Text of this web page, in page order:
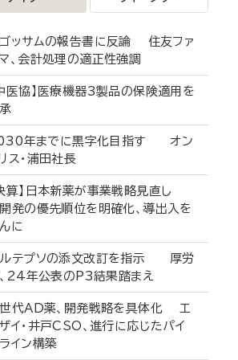
ッサムの報告書に反論 住友ファ
、会計処理の適正性強調
医協】医療機器3製品の保険適用を
承
年までに黒字化目指す オン
ス・浦田社長
算】日本新薬が事業戦略見直し
発の優先順位を明確化、導出入を
に
ルテプソの添文改訂を指示 厚労
24年公表のP3結果踏まえ
代AD薬、開発戦略を具体化 エ
イ・井戸CSO、進行に応じたパイ
イン構築